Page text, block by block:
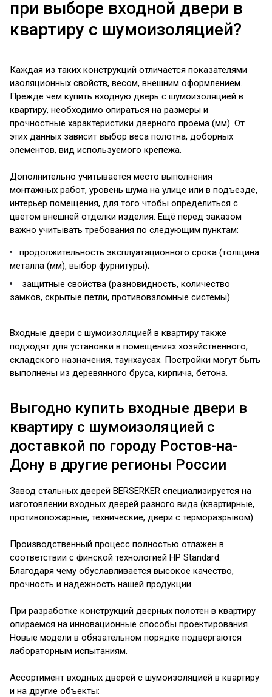
при выборе входной двери в
квартиру с шумоизоляцией?
Каждая из таких конструкций отличается показателями
изоляционных свойств, весом, внешним оформлением.
Прежде чем купить входную дверь с шумоизоляцией в
квартиру, необходимо опираться на размеры и
прочностные характеристики дверного проёма (мм). От
этих данных зависит выбор веса полотна, доборных
элементов, вид используемого крепежа.
Дополнительно учитывается место выполнения
монтажных работ, уровень шума на улице или в подъезде,
интерьер помещения, для того чтобы определиться с
цветом внешней отделки изделия. Ещё перед заказом
важно учитывать требования по следующим пунктам:
продолжительность эксплуатационного срока (толщина
металла (мм), выбор фурнитуры);
защитные свойства (разновидность, количество
замков, скрытые петли, противовзломные системы).
Входные двери с шумоизоляцией в квартиру также
подходят для установки в помещениях хозяйственного,
складского назначения, таунхаусах. Постройки могут быть
выполнены из деревянного бруса, кирпича, бетона.
Выгодно купить входные двери в
квартиру с шумоизоляцией с
доставкой по городу Ростов-на-
Дону в другие регионы России
Завод стальных дверей BERSERKER специализируется на
изготовлении входных дверей разного вида (квартирные,
противопожарные, технические, двери с терморазрывом).
Производственный процесс полностью отлажен в
соответствии с финской технологией HP Standard.
Благодаря чему обуславливается высокое качество,
прочность и надёжность нашей продукции.
При разработке конструкций дверных полотен в квартиру
опираемся на инновационные способы проектирования.
Новые модели в обязательном порядке подвергаются
лабораторным испытаниям.
Ассортимент входных дверей с шумоизоляцией в квартиру
и на другие объекты: